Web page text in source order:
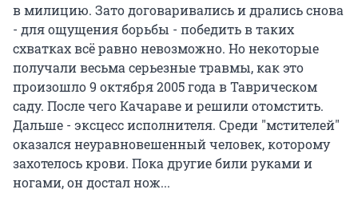
в милицию. Зато договаривались и дрались снова
- для ощущения борьбы - победить в таких
схватках всё равно невозможно. Но некоторые
получали весьма серьезные травмы, как это
произошло 9 октября 2005 года в Таврическом
саду. После чего Качараве и решили отомстить.
Дальше - эксцесс исполнителя. Среди "мстителей"
оказался неуравновешенный человек, которому
захотелось крови. Пока другие били руками и
ногами, он достал нож...